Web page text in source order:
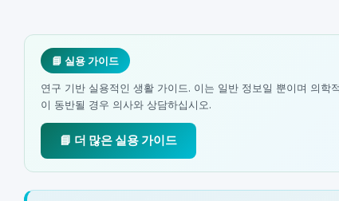
📘 실용 가이드
연구 기반 실용적인 생활 가이드. 이는 일반 정보일 뿐이며 의
이 동반될 경우 의사와 상담하십시오.
📘 더 많은 실용 가이드